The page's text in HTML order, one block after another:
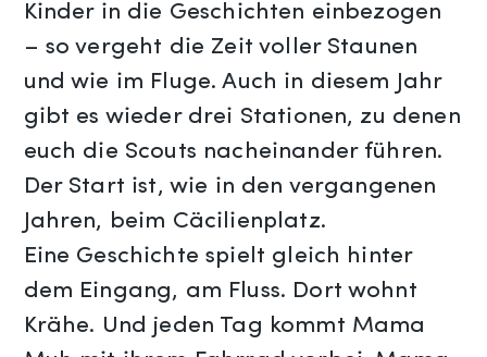
Kinder in die Geschichten einbezogen
– so vergeht die Zeit voller Staunen
und wie im Fluge. Auch in diesem Jahr
gibt es wieder drei Stationen, zu denen
euch die Scouts nacheinander führen.
Der Start ist, wie in den vergangenen
Jahren, beim Cäcilienplatz.
Eine Geschichte spielt gleich hinter
dem Eingang, am Fluss. Dort wohnt
Krähe. Und jeden Tag kommt Mama